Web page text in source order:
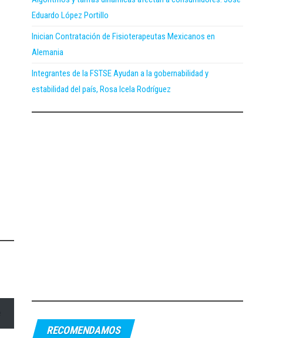
Eduardo López Portillo
Inician Contratación de Fisioterapeutas Mexicanos en
Alemania
Integrantes de la FSTSE Ayudan a la gobernabilidad y
estabilidad del país, Rosa Icela Rodríguez
RECOMENDAMOS